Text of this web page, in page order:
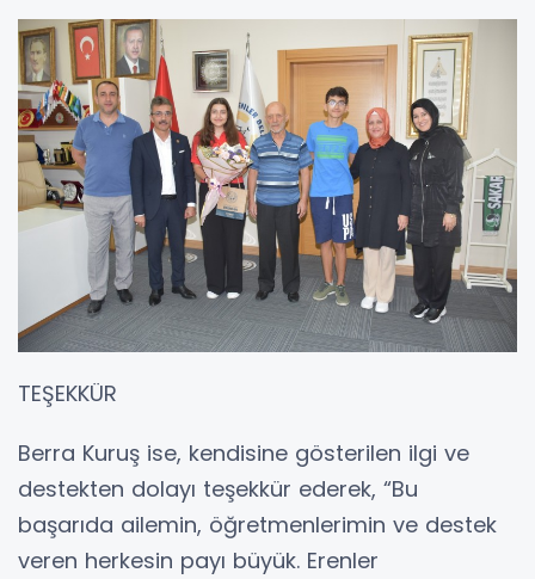
TEŞEKKÜR
Berra Kuruş ise, kendisine gösterilen ilgi ve
destekten dolayı teşekkür ederek, “Bu
başarıda ailemin, öğretmenlerimin ve destek
veren herkesin payı büyük. Erenler